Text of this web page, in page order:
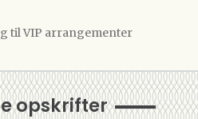
til VIP arrangementer
opskrifter